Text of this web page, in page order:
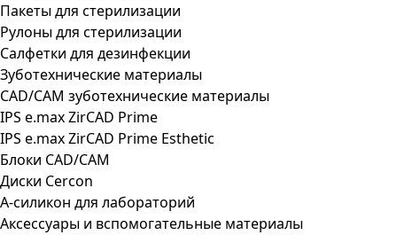
Пакеты для стерилизации
Рулоны для стерилизации
Салфетки для дезинфекции
Зуботехнические материалы
CAD/CAM зуботехнические материалы
IPS e.max ZirCAD Prime
IPS e.max ZirCAD Prime Esthetic
Блоки CAD/CAM
Диски Cercon
А-силикон для лабораторий
Аксессуары и вспомогательные материалы